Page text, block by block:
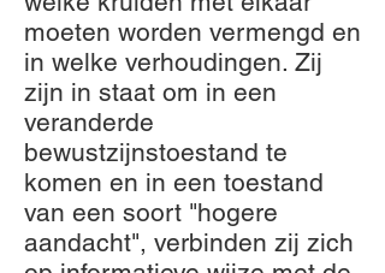
moeten worden vermengd en
in welke verhoudingen. Zij
zijn in staat om in een
veranderde
bewustzijnstoestand te
komen en in een toestand
van een soort "hogere
aandacht", verbinden zij zich